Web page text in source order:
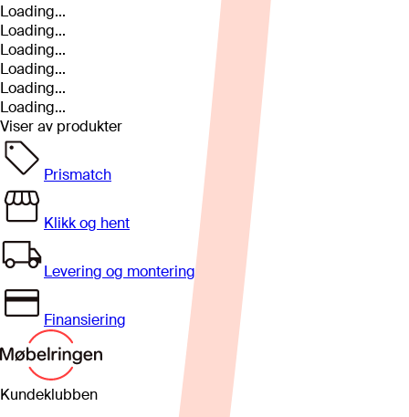
Loading...
Loading...
Loading...
Loading...
Loading...
Loading...
Viserav produkter
Prismatch
Klikk og hent
Levering og montering
Finansiering
Kundeklubben